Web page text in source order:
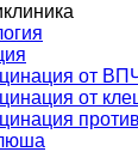
от ВПЧ
от